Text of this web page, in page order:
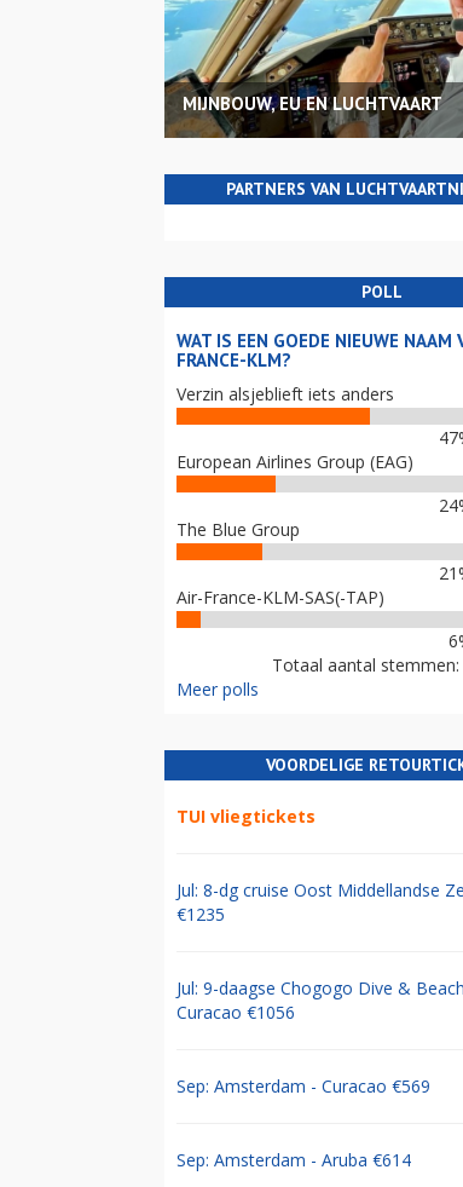
MIJNBOUW, EU EN LUCHTVAART
PARTNERS VAN
POLL
WAT IS EEN GOEDE NIEUWE NAAM
FRANCE-KLM?
Verzin alsjeblieft iets anders
European Airlines Group (EAG)
The Blue Group
Air-France-KLM-SAS(-TAP)
Totaal aantal stemmen:
Meer polls
VOORDELIGE
TUI vliegtickets
Jul: 8-dg cruise Oost Middellandse
€1235
Jul: 9-daagse Chogogo Dive & Beach
Curacao €1056
Sep: Amsterdam - Curacao €569
Sep: Amsterdam - Aruba €614